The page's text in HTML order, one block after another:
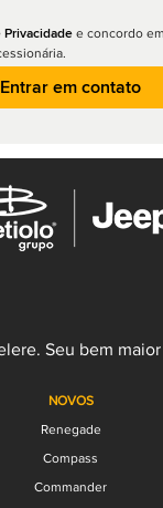
Privacidade e concordo
Entrar em contato
Seu bem
NOVOS
Renegade
Compass
Commander